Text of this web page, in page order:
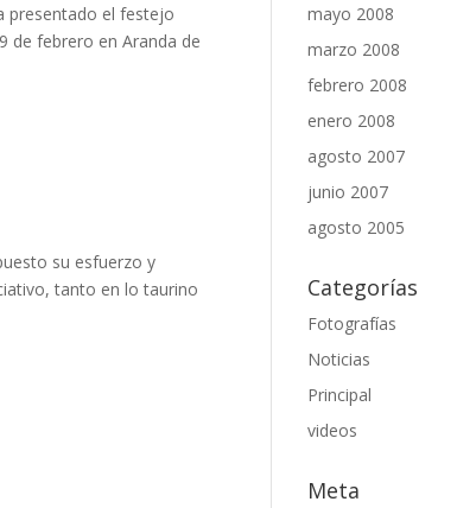
presentado el festejo
de febrero en Aranda de
su esfuerzo y
tanto en lo taurino
mayo 2008
marzo 2008
febrero 2008
enero 2008
agosto 2007
junio 2007
agosto 2005
Categorías
Fotografías
Noticias
Principal
videos
Meta